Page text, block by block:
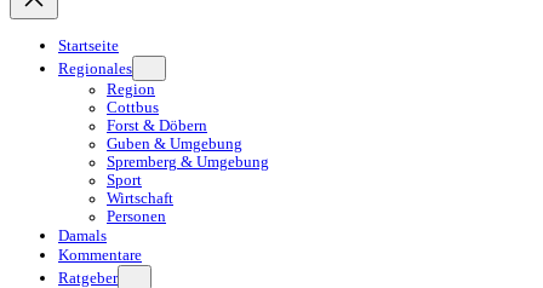
Startseite
Regionales
Region
Cottbus
Forst & Döbern
Guben & Umgebung
Spremberg & Umgebung
Sport
Wirtschaft
Personen
Damals
Kommentare
Ratgeber